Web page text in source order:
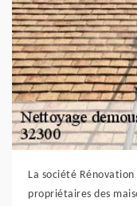
La société
propriétaires des